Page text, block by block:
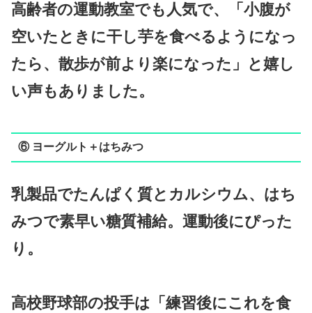
高齢者の運動教室でも人気で、「小腹が
空いたときに干し芋を食べるようになっ
たら、散歩が前より楽になった」と嬉し
い声もありました。
⑥ ヨーグルト＋はちみつ
乳製品でたんぱく質とカルシウム、はち
みつで素早い糖質補給。運動後にぴった
り。
高校野球部の投手は「練習後にこれを食